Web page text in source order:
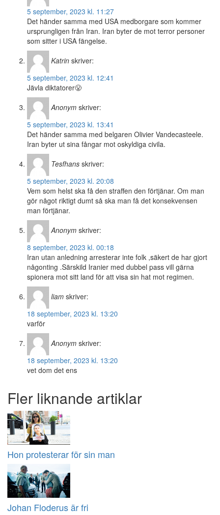
5 september, 2023 kl. 11:27
Det händer samma med USA medborgare som kommer
ursprungligen från Iran. Iran byter de mot terror personer
som sitter i USA fängelse.
Katrin skriver:
5 september, 2023 kl. 12:41
Jävla diktatorer😤
Anonym skriver:
5 september, 2023 kl. 13:41
Det händer samma med belgaren Olivier Vandecasteele.
Iran byter ut sina fångar mot oskyldiga civila.
Tesfhans skriver:
5 september, 2023 kl. 20:08
Vem som helst ska få den straffen den förtjänar. Om man
gör något riktigt dumt så ska man få det konsekvensen
man förtjänar.
Anonym skriver:
8 september, 2023 kl. 00:18
Iran utan anledning arresterar inte folk ,säkert de har gjort
någonting .Särskild Iranier med dubbel pass vill gärna
spionera mot sitt land för att visa sin hat mot regimen.
liam skriver:
18 september, 2023 kl. 13:20
varför
Anonym skriver:
18 september, 2023 kl. 13:20
vet dom det ens
Fler liknande artiklar
Hon protesterar för sin man
Johan Floderus är fri